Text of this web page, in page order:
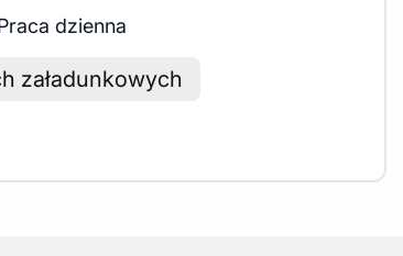
dzienna
załadunkowych